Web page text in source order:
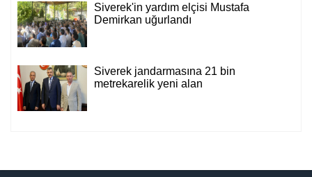
Siverek'in yardım elçisi Mustafa
Demirkan uğurlandı
Siverek jandarmasına 21 bin
metrekarelik yeni alan